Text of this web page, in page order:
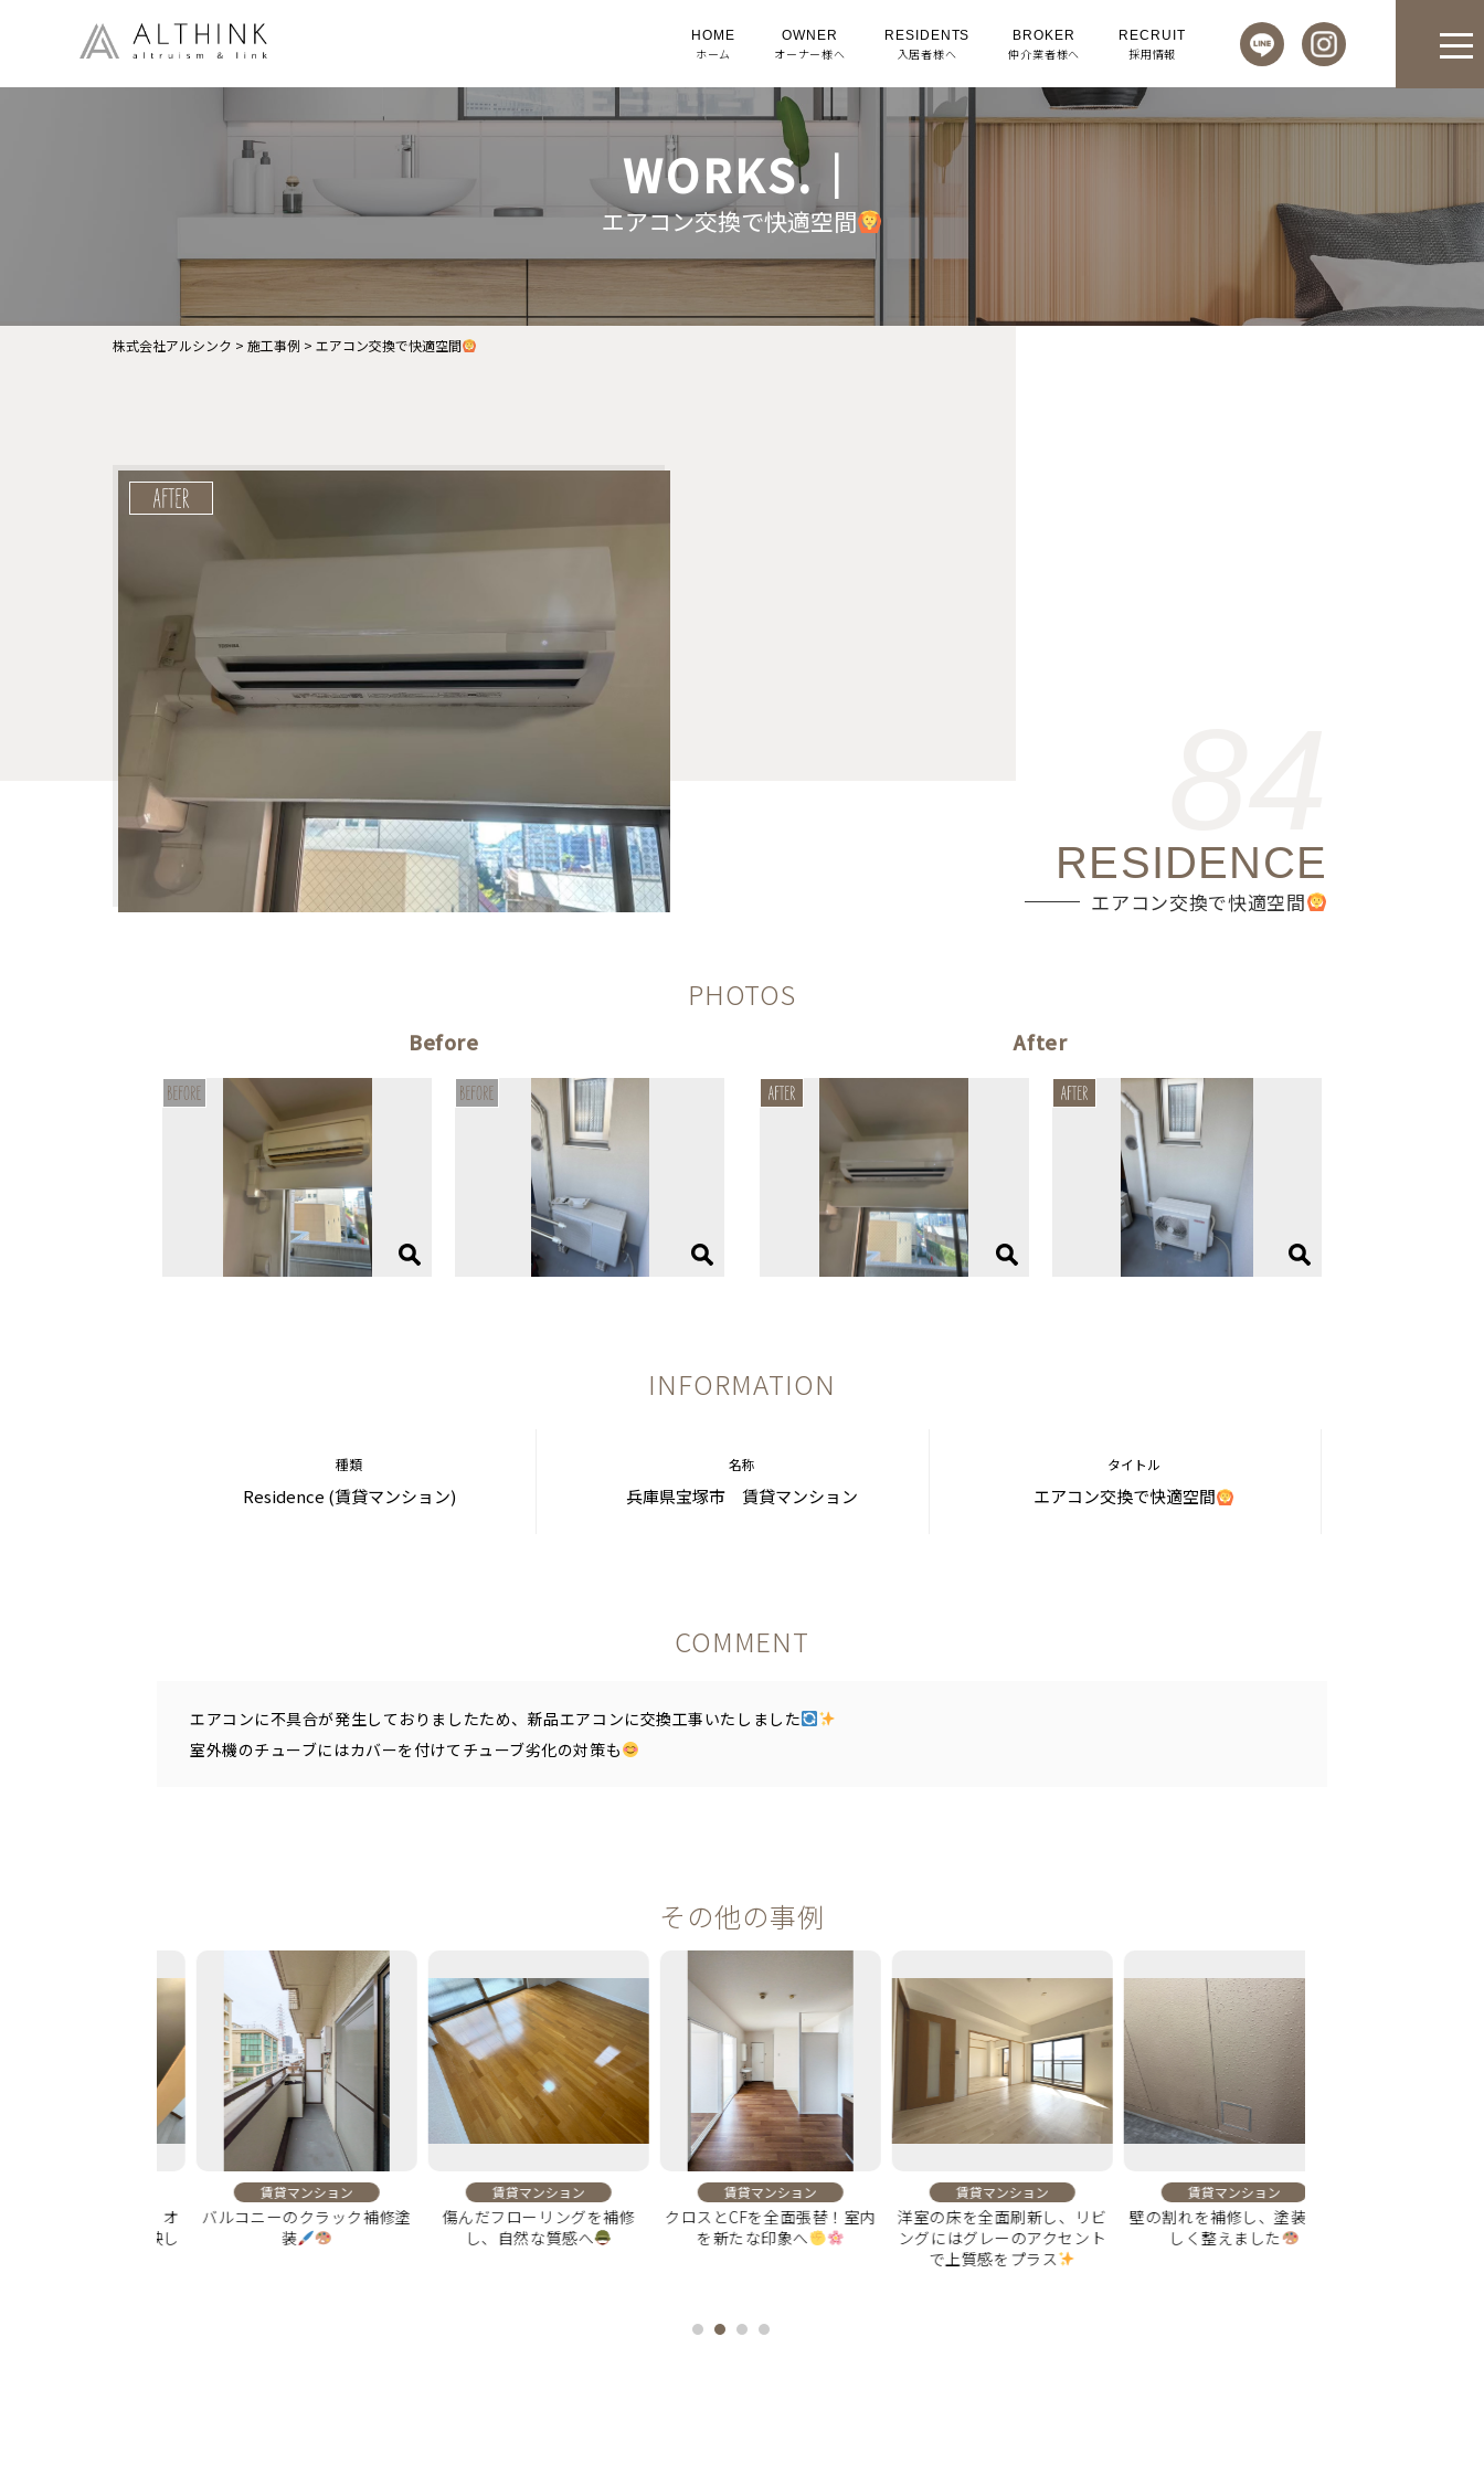
HOME
ホーム
OWNER
オーナー様へ
RESIDENTS
入居者様へ
BROKER
仲介業者様へ
RECRUIT
採用情報
WORKS.｜
エアコン交換で快適空間
株式会社アルシンク > 施工事例 > エアコン交換で快適空間
RESIDENCE
エアコン交換で快適空間
PHOTOS
Before After
INFORMATION
種類
Residence (賃貸マンション)
名称
兵庫県宝塚市 賃貸マンション
タイトル
エアコン交換で快適空間
COMMENT
エアコンに不具合が発生しておりましたため、新品エアコンに交換工事いたしました
室外機のチューブにはカバーを付けてチューブ劣化の対策も
その他の事例
賃貸マンション
バルコニーのクラック補修塗
賃貸マンション
傷んだフローリングを補修
し、自然な質感へ
賃貸マンション
クロスとCFを全面張替！室内
を新たな印象へ
賃貸マンション
洋室の床を全面刷新し、リビ
ングにはグレーのアクセント
で上質感をプラス
賃貸マンション
壁の割れを補修し、塗装で美
しく整えました